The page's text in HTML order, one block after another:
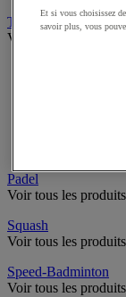
Tennis
Voir tous les produits
Raquette de
Equipement
Accessoires
Padel
Voir tous les produits
Squash
Voir tous les produits
Speed-Badminton
Voir tous les produits
Et si vous choisissez
savoir plus, vous